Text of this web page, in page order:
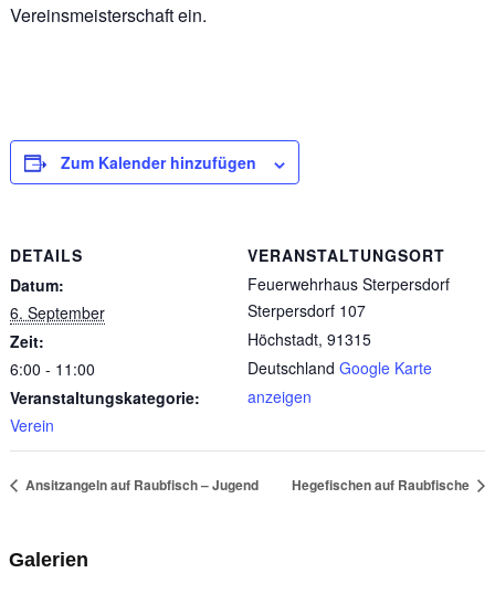
Vereinsmeisterschaft ein.
Zum Kalender hinzufügen
DETAILS
Datum:
6. September
Zeit:
6:00 - 11:00
Veranstaltungskategorie:
Verein
VERANSTALTUNGSORT
Feuerwehrhaus Sterpersdorf
Sterpersdorf 107
Höchstadt, 91315
Deutschland Google Karte
anzeigen
Ansitzangeln auf Raubfisch – Jugend Hegefischen auf Raubfische
Galerien